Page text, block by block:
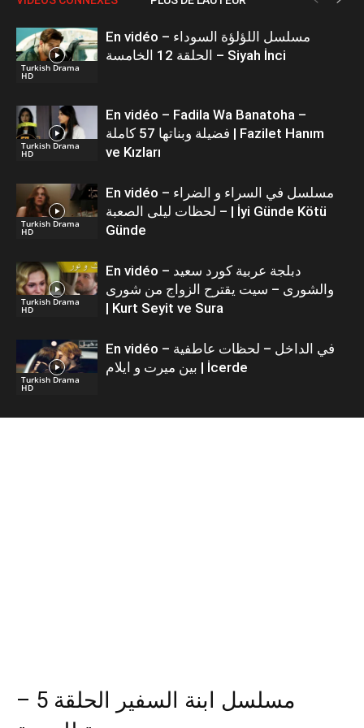
Turkish Drama
HD
En vidéo – مسلسل اللؤلؤة السوداء
الحلقة 12 الخامسة – Siyah İnci
Turkish Drama
HD
En vidéo – Fadila Wa Banatoha –
فضيلة وبناتها 57 كاملة | Fazilet Hanım
ve Kızları
Turkish Drama
HD
En vidéo – مسلسل في السراء و الضراء
– لحظات ليلى الصعبة | İyi Günde Kötü
Günde
Turkish Drama
HD
En vidéo – دبلجة عربية كورد سعيد
والشورى – سيت يقترح الزواج من شورى
| Kurt Seyit ve Sura
Turkish Drama
HD
En vidéo – في الداخل – لحظات عاطفية
بين ميرت و ايلام | İcerde
مسلسل ابنة السفير الحلقة 5 –